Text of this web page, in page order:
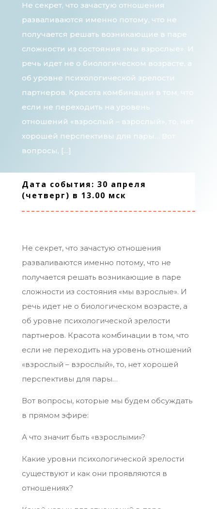
Не секрет, что зачастую отношения
разваливаются именно потому, что не
получается решать возникающие в паре
сложности из состояния «мы взрослые». И
речь идет не о биологическом возрасте, а
об уровне психологической зрелости
партнеров. Красота комбинации в том, что
если не переходить на уровень
отношений «взрослый – взрослый», то, нет
хорошей перспективы для пары… Вот
вопросы, […]
Дата события: 30 апреля
(четверг) в 13.00 мск
Не секрет, что зачастую отношения
разваливаются именно потому, что не
получается решать возникающие в паре
сложности из состояния «мы взрослые». И
речь идет не о биологическом возрасте, а
об уровне психологической зрелости
партнеров. Красота комбинации в том, что
если не переходить на уровень отношений
«взрослый – взрослый», то, нет хорошей
перспективы для пары…
Вот вопросы, которые мы будем обсуждать
в прямом эфире:
А что значит быть «взрослыми»?
Какие уровни психологической зрелости
существуют и как они проявляются в
отношениях?